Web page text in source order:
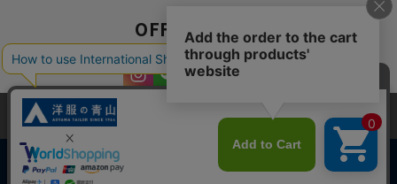
OFFICIAL SNS
当サイトでは、快適な閲覧体験とコンテンツ改善のためにCookieを使用
しています。閲覧を続けることで、Cookieの使用に同意したものとみな
します。詳細については